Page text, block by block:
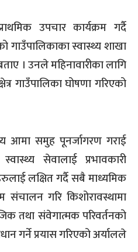
उपचार कार्यक्रम गर्दै
गाउँपालिकाका स्वास्थ्य शाखा
। उनले महिनावारीका लागि
गाउँपालिका घोषणा गरिएको
आमा समुह पूनर्जागरण गराई
सेवालाई प्रभावकारी
लक्षित गर्दै सबै माध्यमिक
संचालन गरि किशोरावस्थामा
तथा संवेगात्मक परिवर्तनको
गर्ने प्रयास गरिएको अर्यालले